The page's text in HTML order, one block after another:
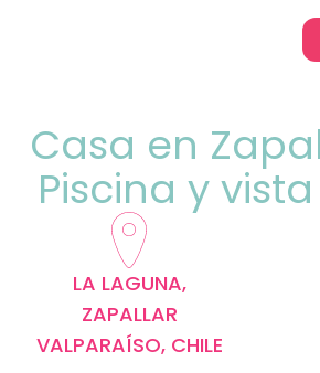
Casa en
Piscina y
LA LAGUNA,
ZAPALLAR
VALPARAÍSO, CHILE